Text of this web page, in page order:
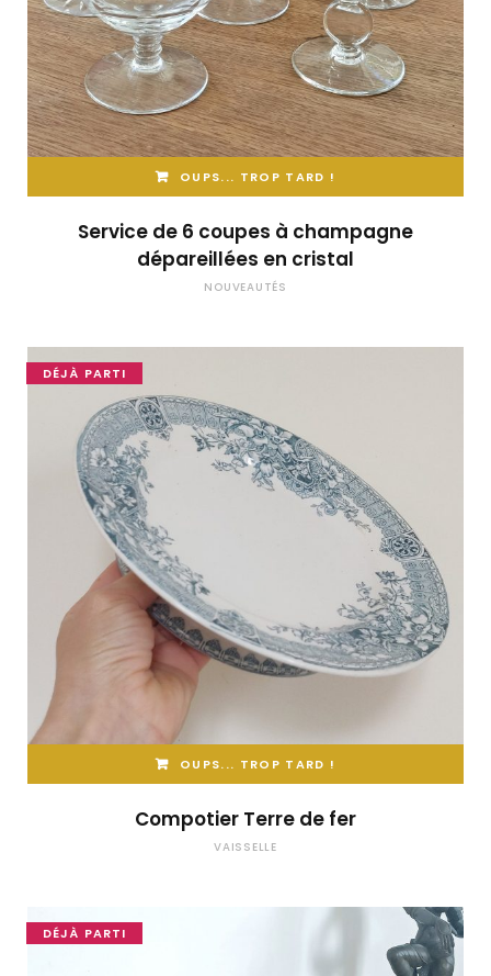
OUPS... TROP TARD !
Service de 6 coupes à champagne
dépareillées en cristal
NOUVEAUTÉS
DÉJÀ PARTI
OUPS... TROP TARD !
Compotier Terre de fer
VAISSELLE
DÉJÀ PARTI